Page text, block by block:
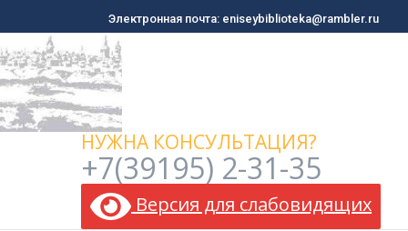
Электронная почта: eniseybiblioteka@rambler.ru
НУЖНА КОНСУЛЬТАЦИЯ?
+7(39195) 2-31-35
Версия для слабовидящих
Электронная почта: eniseybiblioteka@rambler.ru
карта Электронный каталог